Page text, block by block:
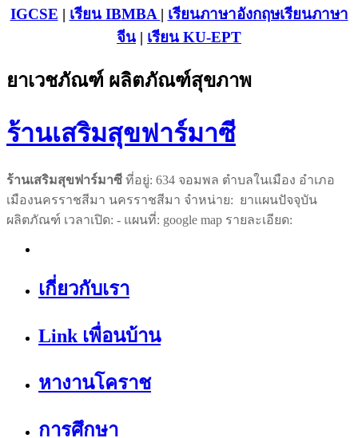
IGCSE | เรียน IBMBA | เรียนภาษาอังกฤษเรียนภาษา
จีน | เรียน KU-EPT
ยาเวชภัณฑ์ ผลิตภัณฑ์สุขภาพ
ร้านเสริมสุขฟาร์มาซี
ร้านเสริมสุขฟาร์มาซี ที่อยู่: 634 จอมพล ตำบลในเมือง อำเภอ
เมืองนครราชสีมา นครราชสีมา จำหน่าย: ยาแผนปัจจุบัน
ผลิตภัณฑ์ เวลาเปิด: - แผนที่: google map รายละเอียด:
เกี่ยวกับเรา
Link เพื่อนบ้าน
หางานโคราช
การศึกษา